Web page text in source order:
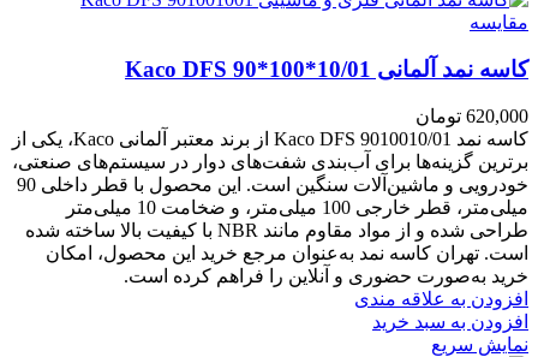
مقايسه
کاسه نمد آلمانی Kaco DFS 90*100*10/01
620,000 تومان
کاسه نمد Kaco DFS 9010010/01 از برند معتبر آلمانی Kaco، یکی از
برترین گزینه‌ها برای آب‌بندی شفت‌های دوار در سیستم‌های صنعتی،
خودرویی و ماشین‌آلات سنگین است. این محصول با قطر داخلی 90
میلی‌متر، قطر خارجی 100 میلی‌متر، و ضخامت 10 میلی‌متر
طراحی شده و از مواد مقاوم مانند NBR با کیفیت بالا ساخته شده
است. تهران کاسه نمد به‌عنوان مرجع خرید این محصول، امکان
خرید به‌صورت حضوری و آنلاین را فراهم کرده است.
افزودن به علاقه مندی
افزودن به سبد خرید
نمایش سریع